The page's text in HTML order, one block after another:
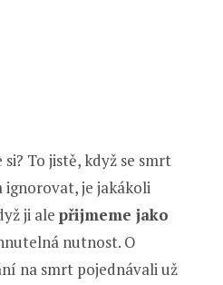
To jistě, když se smrt
ignorovat, je jakákoli
ji ale přijmeme jako
nutnost. O
na smrt pojednávali už